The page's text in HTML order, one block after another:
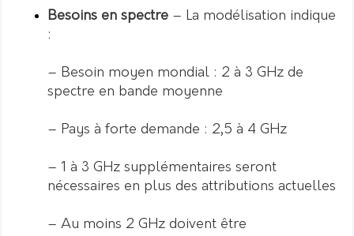
Besoins en spectre – La modélisation indique
:
– Besoin moyen mondial : 2 à 3 GHz de
spectre en bande moyenne
– Pays à forte demande : 2,5 à 4 GHz
– 1 à 3 GHz supplémentaires seront
nécessaires en plus des attributions actuelles
– Au moins 2 GHz doivent être